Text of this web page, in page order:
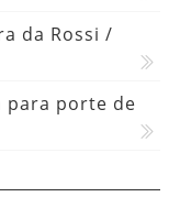
da Rossi /
para porte de